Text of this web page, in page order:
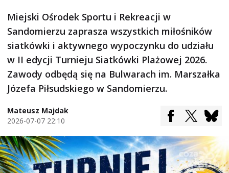
Miejski Ośrodek Sportu i Rekreacji w
Sandomierzu zaprasza wszystkich miłośników
siatkówki i aktywnego wypoczynku do udziału
w II edycji Turnieju Siatkówki Plażowej 2026.
Zawody odbędą się na Bulwarach im. Marszałka
Józefa Piłsudskiego w Sandomierzu.
Mateusz Majdak
2026-07-07 22:10